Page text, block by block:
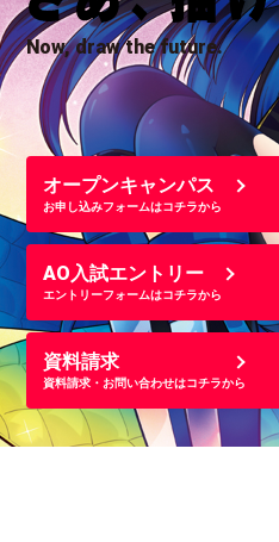
Now, draw the future.
オープンキャンパス
お申し込みフォームはコチラから
AO入試エントリー
エントリーフォームはコチラから
資料請求
資料請求・お問い合わせはコチラから